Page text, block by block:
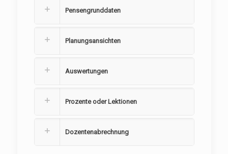
Pensengrunddaten
Planungsansichten
Auswertungen
Prozente oder Lektionen
Dozentenabrechnung